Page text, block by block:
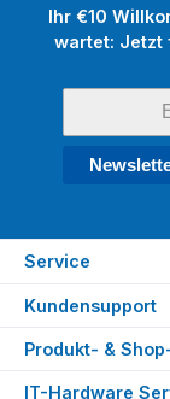
Ihr €10
wartet: Jetzt
Service
Kundensupport
Produkt- &
IT-Hardware